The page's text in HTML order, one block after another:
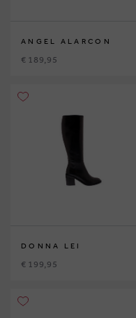
ANGEL ALARCON
€ 189,95
DONNA LEI
€ 199,95